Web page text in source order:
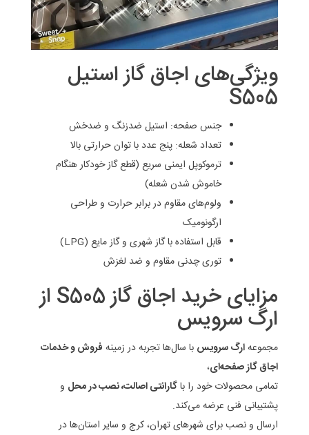
ویژگی‌های اجاق گاز استیل
S505
جنس صفحه: استیل ضدزنگ و ضدخش
تعداد شعله: پنج عدد با توان حرارتی بالا
ترموکوپل ایمنی سریع (قطع گاز خودکار هنگام
خاموش شدن شعله)
ولوم‌های مقاوم در برابر حرارت و طراحی
ارگونومیک
قابل استفاده با گاز شهری و گاز مایع (LPG)
توری چدنی مقاوم و ضد لغزش
مزایای خرید اجاق گاز S505 از
ارگ سرویس
مجموعهارگ سرویس با سال‌ها تجربه در زمینه فروش و خدمات
اجاق گاز صفحه‌ای،
تمامی محصولات خود را باگارانتی اصالت، نصب در محل و
پشتیبانی فنی عرضه می‌کند.
ارسال و نصب برای شهرهای تهران، کرج و سایر استان‌ها در